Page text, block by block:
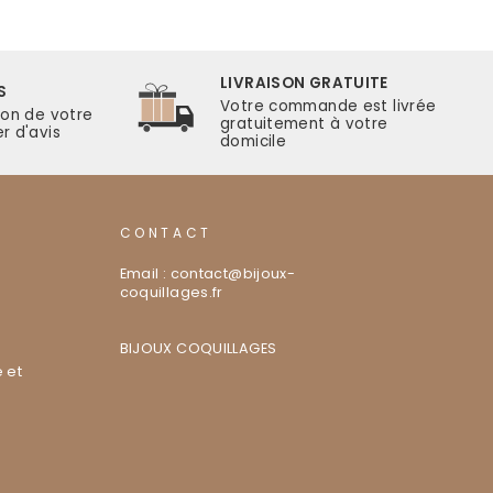
de votre
d'avis
LIVRAISON GRATUITE
Votre commande est livrée
gratuitement à votre
domicile
et
CONTACT
Email : contact@bijoux-
coquillages.fr
BIJOUX COQUILLAGES